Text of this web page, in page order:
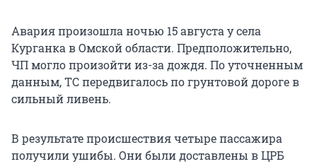
Авария произошла ночью 15 августа у села
Курганка в Омской области. Предположительно,
ЧП могло произойти из-за дождя. По уточненным
данным, ТС передвигалось по грунтовой дороге в
сильный ливень.
В результате происшествия четыре пассажира
получили ушибы. Они были доставлены в ЦРБ